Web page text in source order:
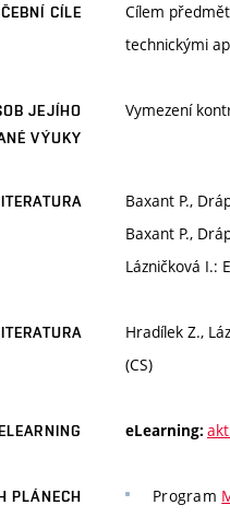
CÍLE
Cílem
technickými
JEJÍHO
VÝUKY
Vymezení
Baxant P.,
Baxant P.,
Lázničková I.:
Hradílek Z.,
(CS)
eLearning:
PLÁNECH Program